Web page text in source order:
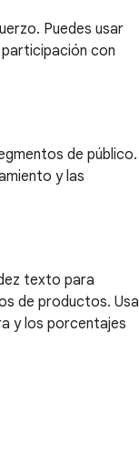
Puedes usar
con
de público.
y las
texto para
de productos. Usa
y los porcentajes